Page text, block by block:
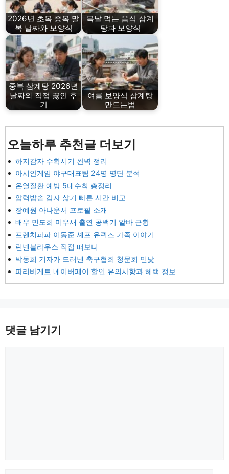
2026년 초복 중복 말
복 날짜와 보양식
복날 먹는 음식 삼계
탕과 보양식
중복 삼계탕 2026년
날짜와 직접 끓인 후
기
여름 보양식 삼계탕
만드는법
오늘하루 추천글 더보기
하지감자 수확시기 완벽 정리
아시안게임 야구대표팀 24명 명단 분석
온열질환 예방 5대수칙 총정리
압력밥솥 감자 삶기 빠른 시간 비교
장예원 아나운서 프로필 소개
배우 민도희 미우새 출연 공백기 알바 근황
프렌치파파 이동준 셰프 유퀴즈 가족 이야기
린넨블라우스 직접 떠보니
박동희 기자가 드러낸 축구협회 청문회 민낯
파리바게트 네이버페이 할인 유의사항과 혜택 정보
댓글 남기기